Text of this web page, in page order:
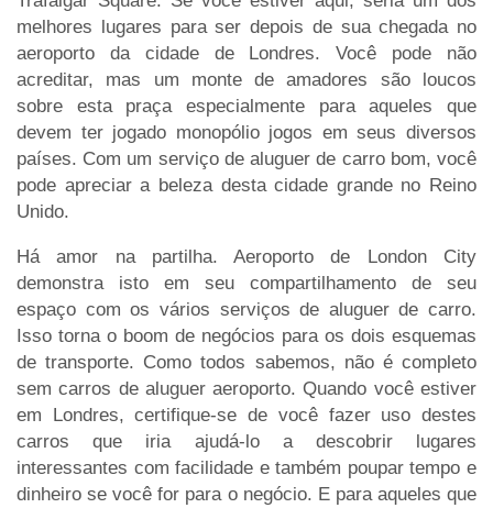
melhores lugares para ser depois de sua chegada no
aeroporto da cidade de Londres. Você pode não
acreditar, mas um monte de amadores são loucos
sobre esta praça especialmente para aqueles que
devem ter jogado monopólio jogos em seus diversos
países. Com um serviço de aluguer de carro bom, você
pode apreciar a beleza desta cidade grande no Reino
Unido.
Há amor na partilha. Aeroporto de London City
demonstra isto em seu compartilhamento de seu
espaço com os vários serviços de aluguer de carro.
Isso torna o boom de negócios para os dois esquemas
de transporte. Como todos sabemos, não é completo
sem carros de aluguer aeroporto. Quando você estiver
em Londres, certifique-se de você fazer uso destes
carros que iria ajudá-lo a descobrir lugares
interessantes com facilidade e também poupar tempo e
dinheiro se você for para o negócio. E para aqueles que